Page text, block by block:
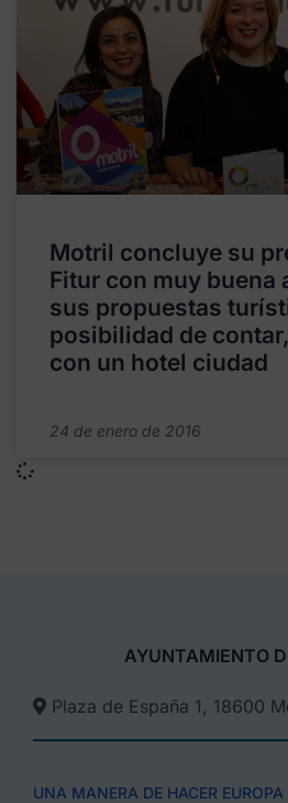
Motril concluye su
Fitur con muy buena
sus propuestas
posibilidad de
con un hotel ciudad
24 de enero de 2016
AYUNTAMIENTO
Plaza de España 1, 18600
UNA MANERA DE HACER EUROPA